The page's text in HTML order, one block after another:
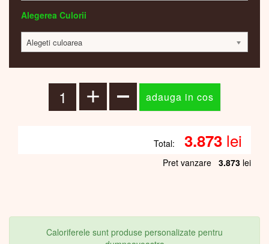
Alegerea Culorii
Alegeti culoarea
Total: 3.873 lei
Pret vanzare 3.873 lei
Caloriferele sunt produse personalizate pentru